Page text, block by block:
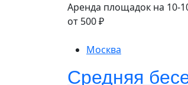
Аренда площадок на 10-
от 500₽
Москва
Средняя